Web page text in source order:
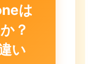
は
？
い